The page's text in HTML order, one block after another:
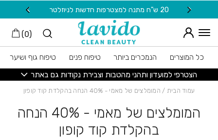
Skip to Content
20 ש"ח מתנה למצטרפות חדשות לניוזלטר
(
0
)
כל המוצרים הנמכרים ביותר טיפוח פנים
טיפוח גוף ושיער
הצטרפי למועדון ותהני מהטבות וצבירת נקודות גם באתר
עמוד הבית / המומלצים של מאמי - 40% הנחה בהקלדת קוד קופון
המומלצים של מאמי - 40% הנחה
בהקלדת קוד קופון
בחזרה למעלה